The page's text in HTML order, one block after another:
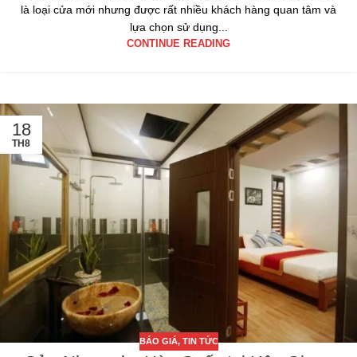
là loại cửa mới nhưng được rất nhiều khách hàng quan tâm và
lựa chọn sử dụng...
CONTINUE READING
18
TH8
BÁO GIÁ, TIN TỨC